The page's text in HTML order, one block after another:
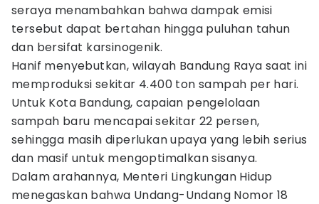
seraya menambahkan bahwa dampak emisi
tersebut dapat bertahan hingga puluhan tahun
dan bersifat karsinogenik.
Hanif menyebutkan, wilayah Bandung Raya saat ini
memproduksi sekitar 4.400 ton sampah per hari.
Untuk Kota Bandung, capaian pengelolaan
sampah baru mencapai sekitar 22 persen,
sehingga masih diperlukan upaya yang lebih serius
dan masif untuk mengoptimalkan sisanya.
Dalam arahannya, Menteri Lingkungan Hidup
menegaskan bahwa Undang-Undang Nomor 18